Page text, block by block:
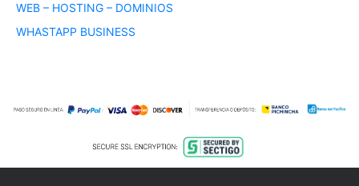
WEB – HOSTING – DOMINIOS
WHASTAPP BUSINESS